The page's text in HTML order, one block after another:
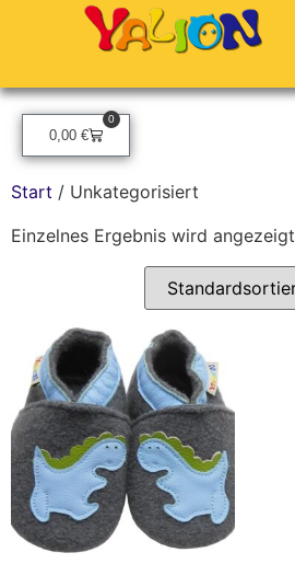
0,00 €
0
Start / Unkategorisiert
Einzelnes Ergebnis wird angezeigt